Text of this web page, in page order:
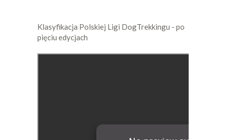
Klasyfikacja Polskiej Ligi DogTrekkingu - po
pięciu edycjach